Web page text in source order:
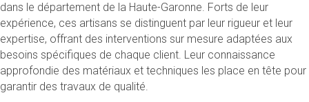
dans le département de la Haute-Garonne. Forts de leur
expérience, ces artisans se distinguent par leur rigueur et leur
expertise, offrant des interventions sur mesure adaptées aux
besoins spécifiques de chaque client. Leur connaissance
approfondie des matériaux et techniques les place en tête pour
garantir des travaux de qualité.